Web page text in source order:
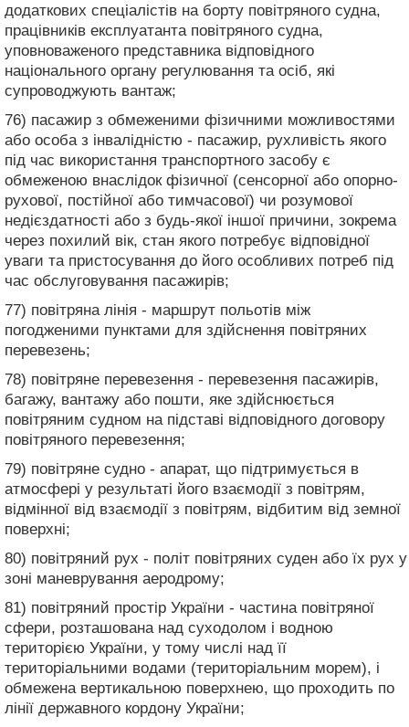
додаткових спеціалістів на борту повітряного судна,
працівників експлуатанта повітряного судна,
уповноваженого представника відповідного
національного органу регулювання та осіб, які
супроводжують вантаж;
76) пасажир з обмеженими фізичними можливостями
або особа з інвалідністю - пасажир, рухливість якого
під час використання транспортного засобу є
обмеженою внаслідок фізичної (сенсорної або опорно-
рухової, постійної або тимчасової) чи розумової
недієздатності або з будь-якої іншої причини, зокрема
через похилий вік, стан якого потребує відповідної
уваги та пристосування до його особливих потреб під
час обслуговування пасажирів;
77) повітряна лінія - маршрут польотів між
погодженими пунктами для здійснення повітряних
перевезень;
78) повітряне перевезення - перевезення пасажирів,
багажу, вантажу або пошти, яке здійснюється
повітряним судном на підставі відповідного договору
повітряного перевезення;
79) повітряне судно - апарат, що підтримується в
атмосфері у результаті його взаємодії з повітрям,
відмінної від взаємодії з повітрям, відбитим від земної
поверхні;
80) повітряний рух - політ повітряних суден або їх рух у
зоні маневрування аеродрому;
81) повітряний простір України - частина повітряної
сфери, розташована над суходолом і водною
територією України, у тому числі над її
територіальними водами (територіальним морем), і
обмежена вертикальною поверхнею, що проходить по
лінії державного кордону України;